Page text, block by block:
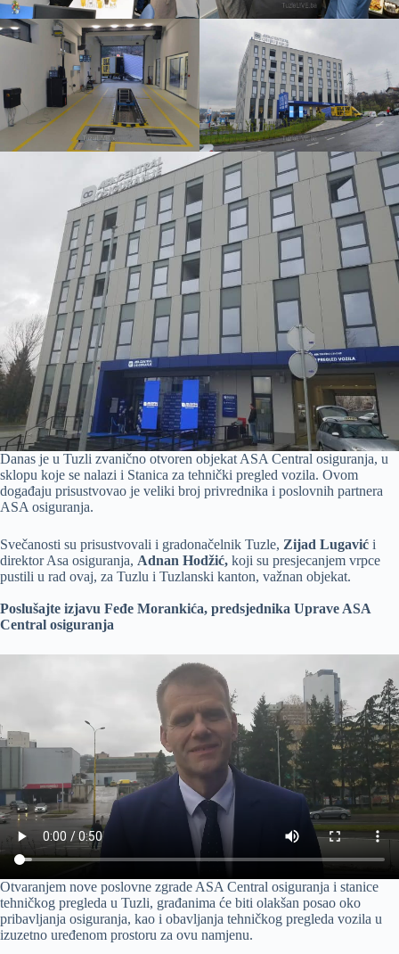
Danas je u Tuzli zvanično otvoren objekat ASA Central osiguranja, u
sklopu koje se nalazi i Stanica za tehnički pregled vozila. Ovom
događaju prisustvovao je veliki broj privrednika i poslovnih partnera
ASA osiguranja.
Svečanosti su prisustvovali i gradonačelnik Tuzle, Zijad Lugavić i
direktor Asa osiguranja, Adnan Hodžić, koji su presjecanjem vrpce
pustili u rad ovaj, za Tuzlu i Tuzlanski kanton, važnan objekat.
Poslušajte izjavu Feđe Morankića, predsjednika Uprave ASA
Central osiguranja
Otvaranjem nove poslovne zgrade ASA Central osiguranja i stanice
tehničkog pregleda u Tuzli, građanima će biti olakšan posao oko
pribavljanja osiguranja, kao i obavljanja tehničkog pregleda vozila u
izuzetno uređenom prostoru za ovu namjenu.